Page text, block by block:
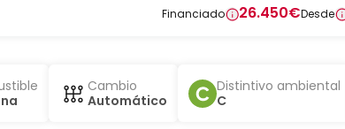
Financiado 26.450€Desde
Cambio
Automático
Distintivo ambiental
C